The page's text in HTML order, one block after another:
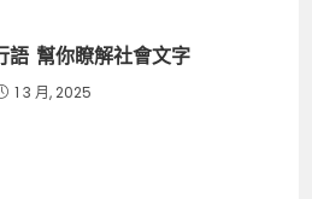
語 幫你瞭解社會文字
1 3 月, 2025